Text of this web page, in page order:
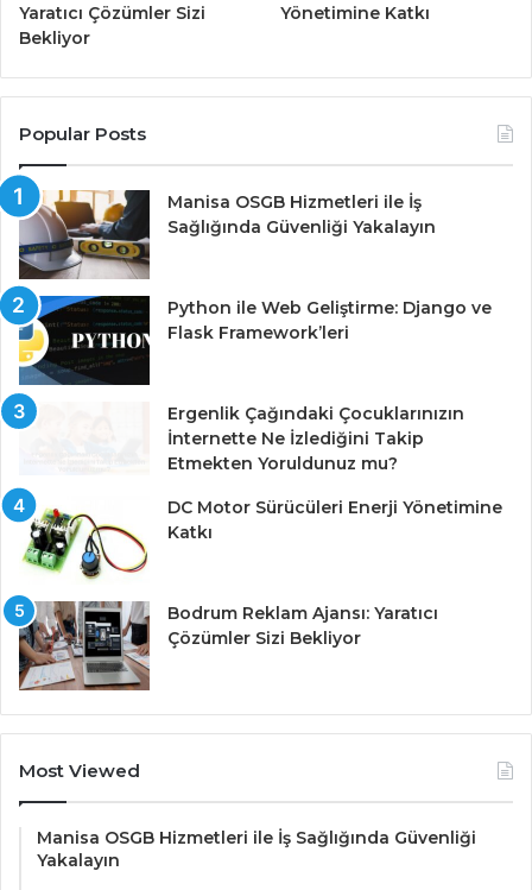
Yaratıcı Çözümler Sizi
Bekliyor
Yönetimine Katkı
Popular Posts
Manisa OSGB Hizmetleri ile İş
Sağlığında Güvenliği Yakalayın
Python ile Web Geliştirme: Django ve
Flask Framework’leri
Ergenlik Çağındaki Çocuklarınızın
İnternette Ne İzlediğini Takip
Etmekten Yoruldunuz mu?
DC Motor Sürücüleri Enerji Yönetimine
Katkı
Bodrum Reklam Ajansı: Yaratıcı
Çözümler Sizi Bekliyor
Most Viewed
Manisa OSGB Hizmetleri ile İş Sağlığında Güvenliği
Yakalayın